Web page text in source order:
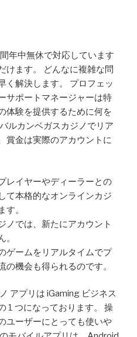
年中無休で対応しています
けます。 どんなに複雑な問
く解決します。 プロフェッ
サポートマネージャーは特
体験を提供するために何を
ルカンベガスカジノでリア
賞金は実際のアカウントに
レイヤーやディーラーとの
て本格的なオンラインカジ
す。
ノでは、新たにアカウント
ゲームをリアルタイムでプ
の機会も得られるのです。
アプリは iGaming ビジネス
1 つになっております。 操
ユーザーにとっても使いや